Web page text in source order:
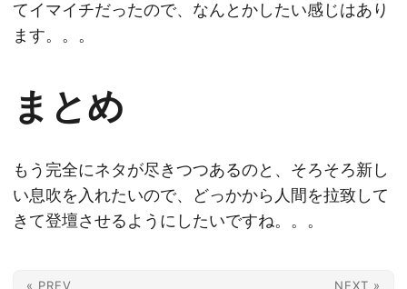
てイマイチだったので、なんとかしたい感じはあり
ます。。。
まとめ
もう完全にネタが尽きつつあるのと、そろそろ新し
い息吹を入れたいので、どっかから人間を拉致して
きて登壇させるようにしたいですね。。。
« PREV NEXT »